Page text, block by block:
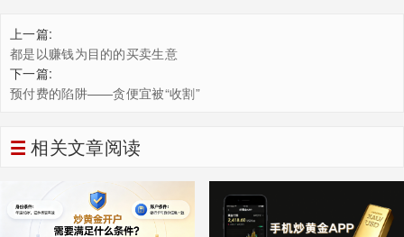
上一篇:
都是以赚钱为目的的买卖生意
下一篇:
预付费的陷阱——贪便宜被“收割”
相关文章阅读